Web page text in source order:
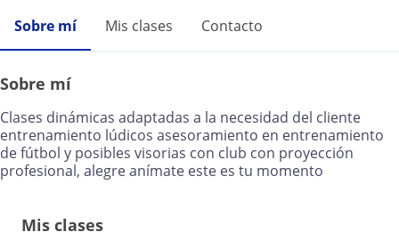
Sobre mí Mis clases Contacto
Sobre mí
Clases dinámicas adaptadas a la necesidad del cliente
entrenamiento lúdicos asesoramiento en entrenamiento
de fútbol y posibles visorias con club con proyección
profesional, alegre anímate este es tu momento
Mis clases